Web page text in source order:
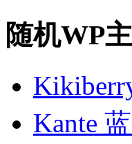
随机WP
Kante